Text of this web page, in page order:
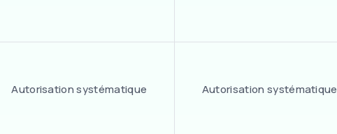
Autorisation systématique Autorisation systématique